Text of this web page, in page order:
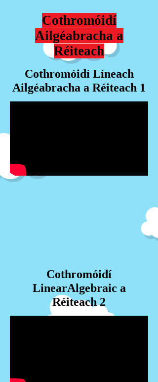
Cothromóidí
Ailgéabracha a
Réiteach
Cothromóidí Líneach
Ailgéabracha a Réiteach 1
Cothromóidí
LinearAlgebraic a
Réiteach 2